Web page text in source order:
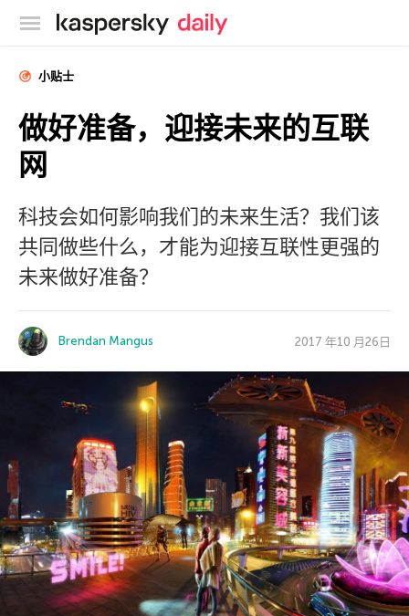
卡巴斯基官方博客
小贴士
做好准备，迎接未来的互联
网
科技会如何影响我们的未来生活？我们该
共同做些什么，才能为迎接互联性更强的
未来做好准备？
Brendan Mangus 2017 年10 月26日